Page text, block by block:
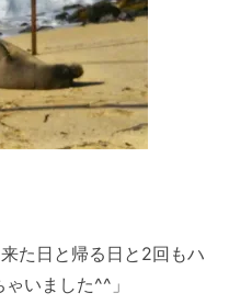
た日と帰る日と2回もハ
いました^^」